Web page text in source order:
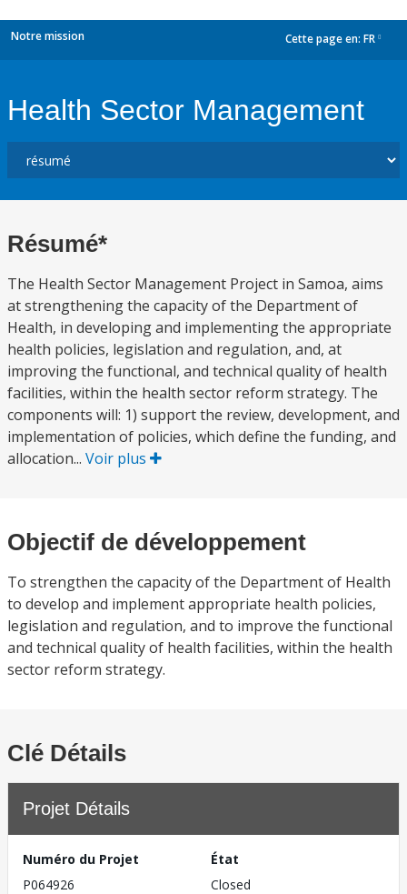
Notre mission Cette page en: FR
Health Sector Management
Résumé*
The Health Sector Management Project in Samoa, aims
at strengthening the capacity of the Department of
Health, in developing and implementing the appropriate
health policies, legislation and regulation, and, at
improving the functional, and technical quality of health
facilities, within the health sector reform strategy. The
components will: 1) support the review, development, and
implementation of policies, which define the funding, and
allocation... Voir plus
Objectif de développement
To strengthen the capacity of the Department of Health
to develop and implement appropriate health policies,
legislation and regulation, and to improve the functional
and technical quality of health facilities, within the health
sector reform strategy.
Clé Détails
Projet Détails
Numéro du Projet
P064926
État
Closed